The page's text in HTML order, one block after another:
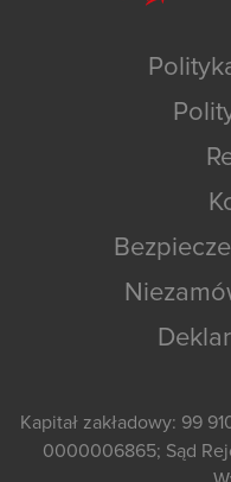
Kapitał zakładowy: 99
0000006865; Sąd